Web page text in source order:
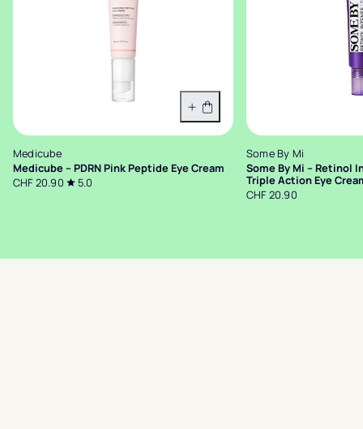
In den Warenkorb
Medicube
Medicube – PDRN Pink Peptide Eye Cream
CHF 20.90
5.0
Some By Mi
Some By Mi – Retinol
Triple Action Eye
CHF 20.90